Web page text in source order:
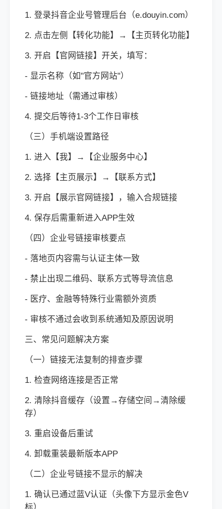
1. 登录抖音企业号管理后台（e.douyin.com）
2. 点击左侧【转化功能】→【主页转化功能】
3. 开启【官网链接】开关，填写：
- 显示名称（如"官方网站"）
- 链接地址（需通过审核）
4. 提交后等待1-3个工作日审核
（三）手机端设置路径
1. 进入【我】→【企业服务中心】
2. 选择【主页展示】→【联系方式】
3. 开启【展示官网链接】，输入合规链接
4. 保存后需重新进入APP生效
（四）企业号链接审核要点
- 落地页内容需与认证主体一致
- 禁止出现二维码、联系方式等导流信息
- 医疗、金融等特殊行业需额外资质
- 审核不通过会收到系统通知及原因说明
三、常见问题解决方案
（一）链接无法复制的排查步骤
1. 检查网络连接是否正常
2. 清除抖音缓存（设置→存储空间→清除缓
存）
3. 重启设备后重试
4. 卸载重装最新版本APP
（二）企业号链接不显示的解决
1. 确认已通过蓝V认证（头像下方显示金色V